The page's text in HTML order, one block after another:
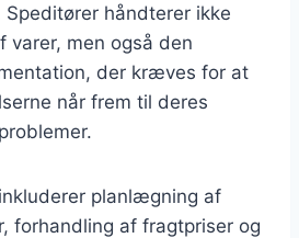
håndterer ikke
varer, men også den
der kræves for at
når frem til deres
planlægning af
forhandling af fragtpriser og